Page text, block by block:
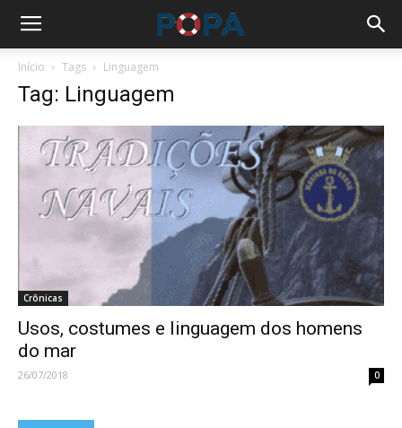
Início Tags Linguagem
Tag: Linguagem
Crônicas
Usos, costumes e linguagem dos homens
do mar
26/07/2018 0